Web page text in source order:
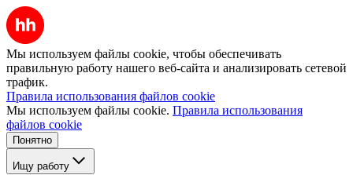
Мы используем файлы cookie, чтобы обеспечивать
правильную работу нашего веб-сайта и анализировать сетевой
трафик.
Правила использования файлов cookie
Мы используем файлы cookie. Правила использования
файлов cookie
Понятно
Ищу работу